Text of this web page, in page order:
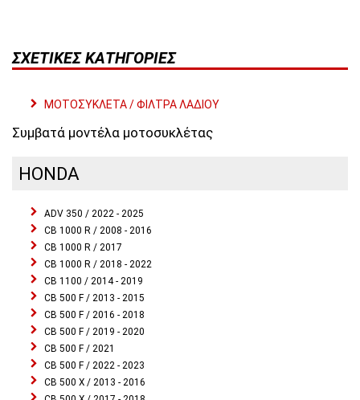
ΣΧΕΤΙΚΈΣ ΚΑΤΗΓΟΡΊΕΣ
ΜΟΤΟΣΥΚΛΕΤΑ / ΦΙΛΤΡΑ ΛΑΔΙΟΥ
Συμβατά μοντέλα μοτοσυκλέτας
HONDA
ADV 350 / 2022 - 2025
CB 1000 R / 2008 - 2016
CB 1000 R / 2017
CB 1000 R / 2018 - 2022
CB 1100 / 2014 - 2019
CB 500 F / 2013 - 2015
CB 500 F / 2016 - 2018
CB 500 F / 2019 - 2020
CB 500 F / 2021
CB 500 F / 2022 - 2023
CB 500 X / 2013 - 2016